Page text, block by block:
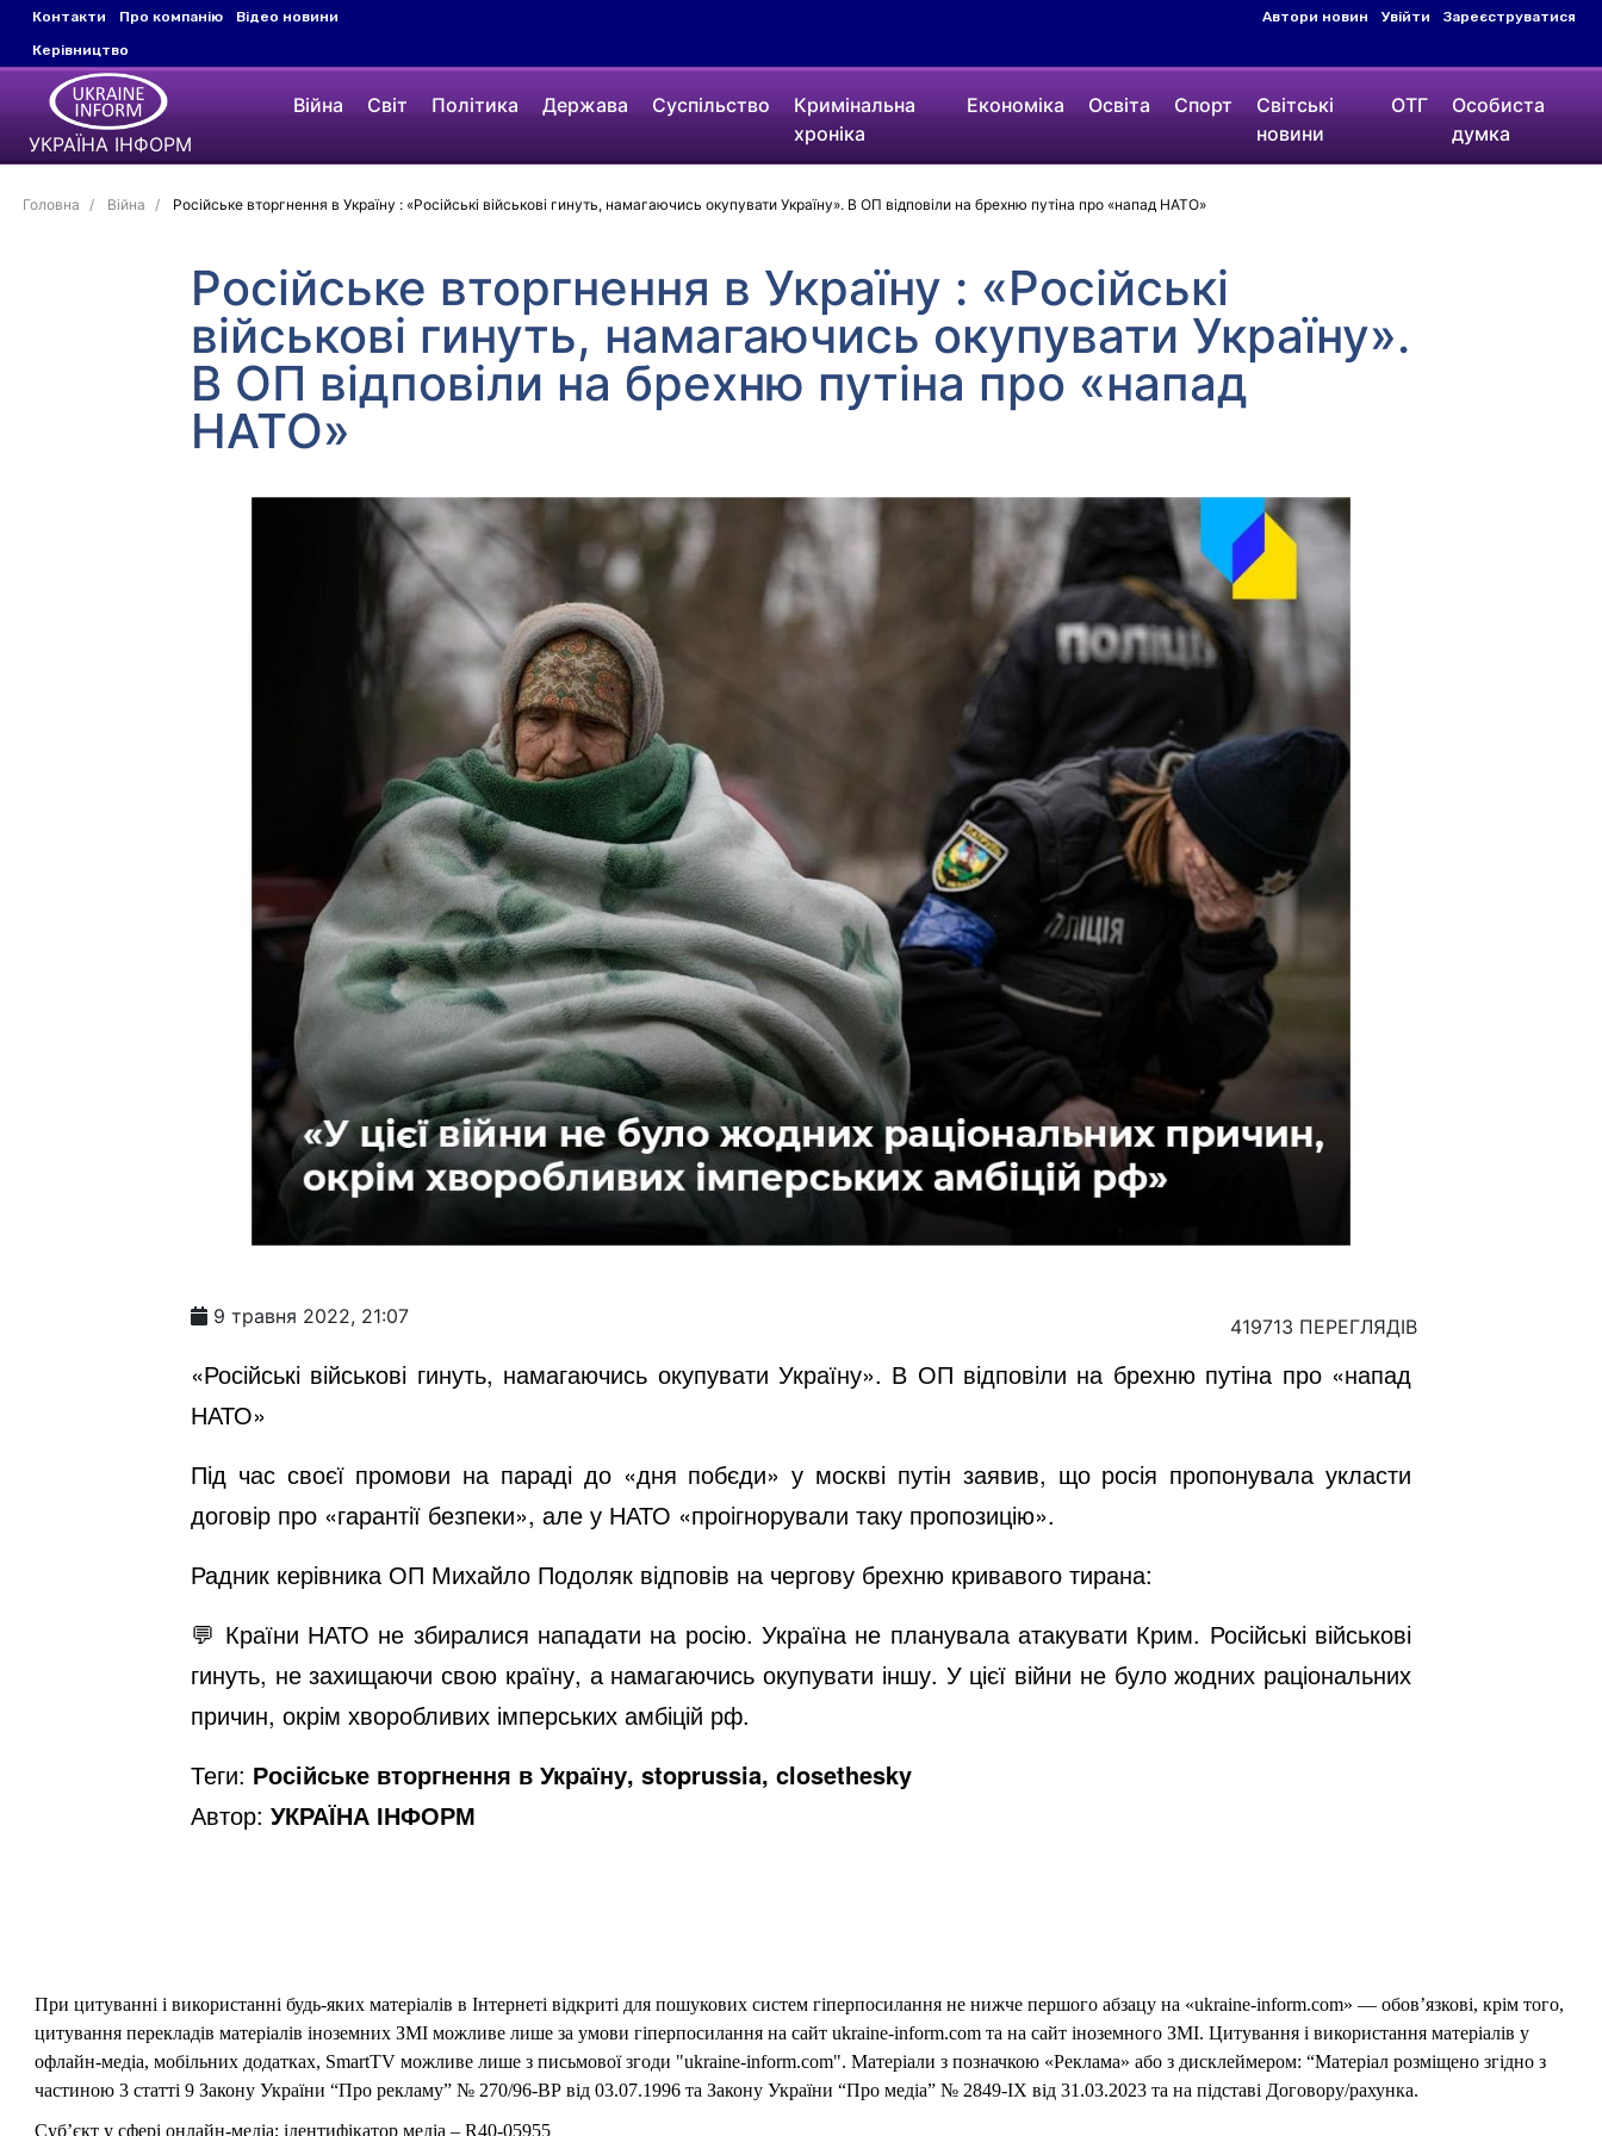
Контакти Про компанію
Відео новини
Керівництво
Автори новин Увійти Зареєструватися
УКРАЇНА ІНФОРМ
Війна Світ Політика Держава Суспільство
Кримінальна
хроніка
Економіка Освіта Спорт
Світські
новини
ОТГ
Особиста
думка
Головна Війна Російське вторгнення в Україну : «Російські військові гинуть, намагаючись окупувати Україну». В ОП відповіли на брехню путіна про «напад НАТО»
Російське вторгнення в Україну : «Російські
військові гинуть, намагаючись окупувати Україну».
В ОП відповіли на брехню путіна про «напад
НАТО»
9 травня 2022, 21:07 419713 ПЕРЕГЛЯДІВ
«Російські військові гинуть, намагаючись окупувати Україну». В ОП відповіли на брехню путіна про «напад
НАТО»
Під час своєї промови на параді до «дня побєди» у москві путін заявив, що росія пропонувала укласти
договір про «гарантії безпеки», але у НАТО «проігнорували таку пропозицію».
Радник керівника ОП Михайло Подоляк відповів на чергову брехню кривавого тирана:
💬 Країни НАТО не збиралися нападати на росію. Україна не планувала атакувати Крим. Російські військові
гинуть, не захищаючи свою країну, а намагаючись окупувати іншу. У цієї війни не було жодних раціональних
причин, окрім хворобливих імперських амбіцій рф.
Теги: Російське вторгнення в Україну, stoprussia, closethesky
Автор: УКРАЇНА ІНФОРМ
При цитуванні і використанні будь-яких матеріалів в Інтернеті відкриті для пошукових систем гіперпосилання не нижче першого абзацу на «ukraine-inform.com» — обов’язкові, крім того,
цитування перекладів матеріалів іноземних ЗМІ можливе лише за умови гіперпосилання на сайт ukraine-inform.com та на сайт іноземного ЗМІ. Цитування і використання матеріалів у
офлайн-медіа, мобільних додатках, SmartTV можливе лише з письмової згоди "ukraine-inform.com". Матеріали з позначкою «Реклама» або з дисклеймером: “Матеріал розміщено згідно з
частиною 3 статті 9 Закону України “Про рекламу” № 270/96-ВР від 03.07.1996 та Закону України “Про медіа” № 2849-IX від 31.03.2023 та на підставі Договору/рахунка.
Суб’єкт у сфері онлайн-медіа; ідентифікатор медіа – R40-05955